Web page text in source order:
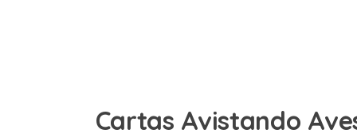
Cartas Avistando